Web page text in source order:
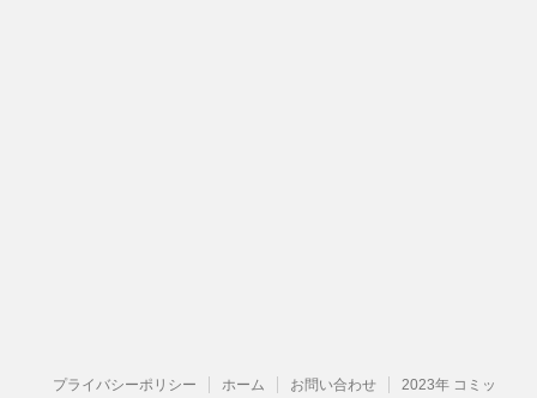
プライバシーポリシー ホーム お問い合わせ 2023年 コミッ